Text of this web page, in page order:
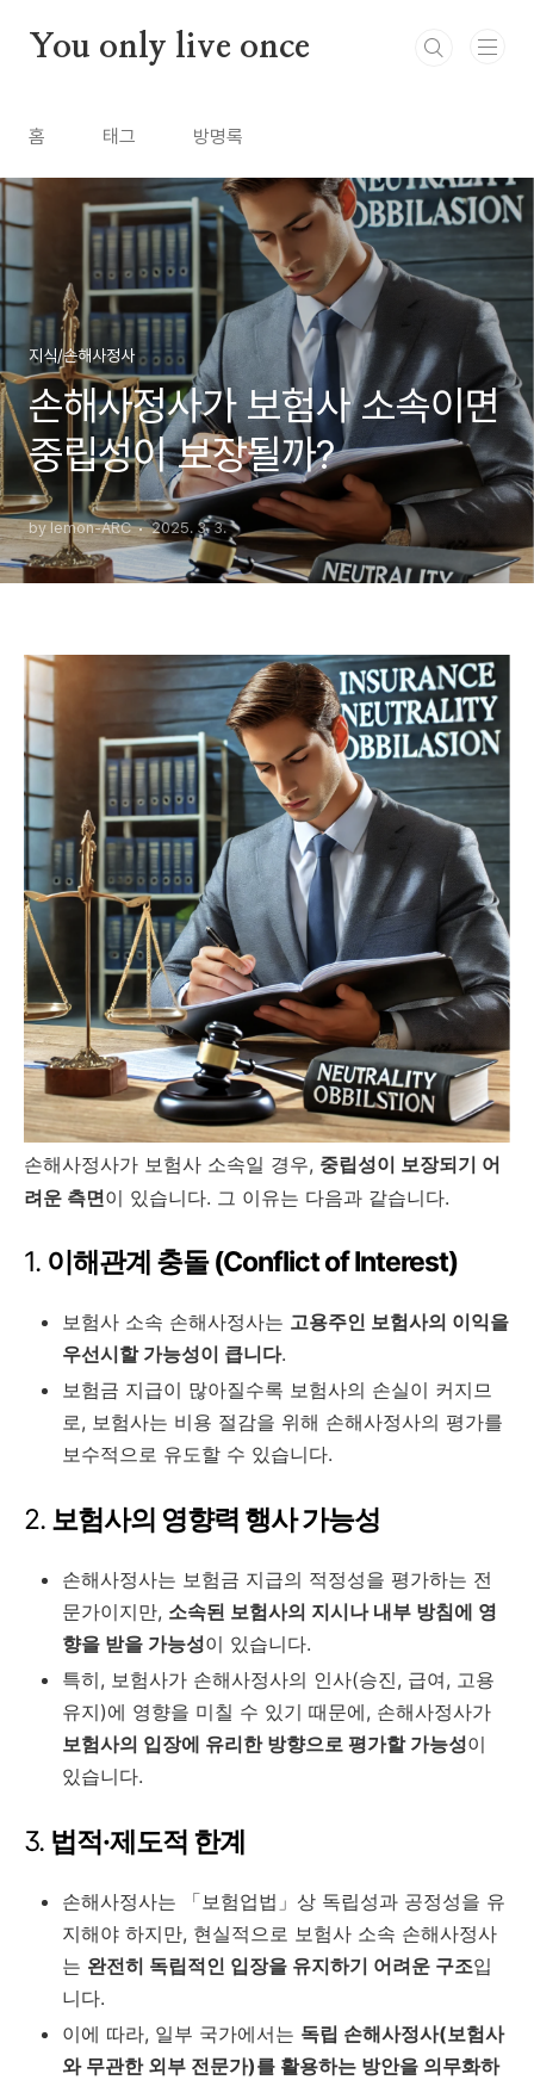
You only live once
홈 태그 방명록
지식/손해사정사
손해사정사가 보험사 소속이면
중립성이 보장될까?
by lemon-ARC 2025. 3. 3.
손해사정사가 보험사 소속일 경우, 중립성이 보장되기 어
려운 측면이 있습니다. 그 이유는 다음과 같습니다.
1. 이해관계 충돌 (Conflict of Interest)
보험사 소속 손해사정사는 고용주인 보험사의 이익을
우선시할 가능성이 큽니다.
보험금 지급이 많아질수록 보험사의 손실이 커지므
로, 보험사는 비용 절감을 위해 손해사정사의 평가를
보수적으로 유도할 수 있습니다.
2. 보험사의 영향력 행사 가능성
손해사정사는 보험금 지급의 적정성을 평가하는 전
문가이지만, 소속된 보험사의 지시나 내부 방침에 영
향을 받을 가능성이 있습니다.
특히, 보험사가 손해사정사의 인사(승진, 급여, 고용
유지)에 영향을 미칠 수 있기 때문에, 손해사정사가
보험사의 입장에 유리한 방향으로 평가할 가능성이
있습니다.
3. 법적·제도적 한계
손해사정사는 「보험업법」상 독립성과 공정성을 유
지해야 하지만, 현실적으로 보험사 소속 손해사정사
는 완전히 독립적인 입장을 유지하기 어려운 구조입
니다.
이에 따라, 일부 국가에서는 독립 손해사정사(보험사
와 무관한 외부 전문가)를 활용하는 방안을 의무화하